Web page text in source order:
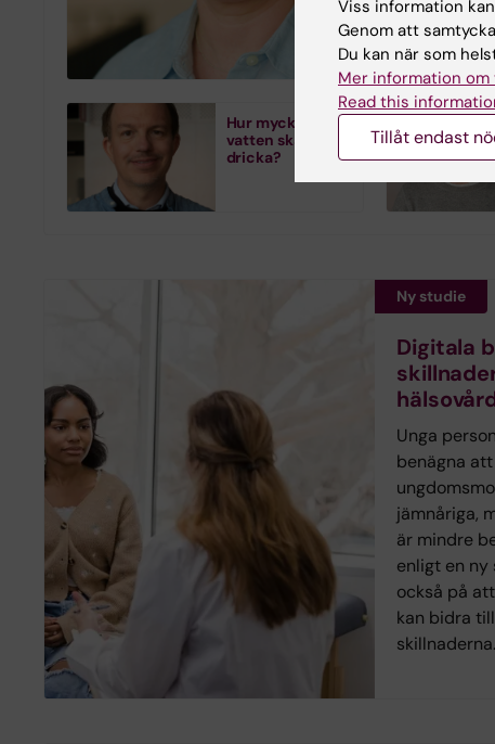
och
utvärdering
Hur mycket
vatten ska man
dricka?
Ny studie
Digitala
Unga
benägna
jämnåriga,
är mindre
enligt en ny
också på
kan bidra
skillnaderna.
Viss information
Genom att
Du kan när som
Mer information om
Read this
Tillåt endast